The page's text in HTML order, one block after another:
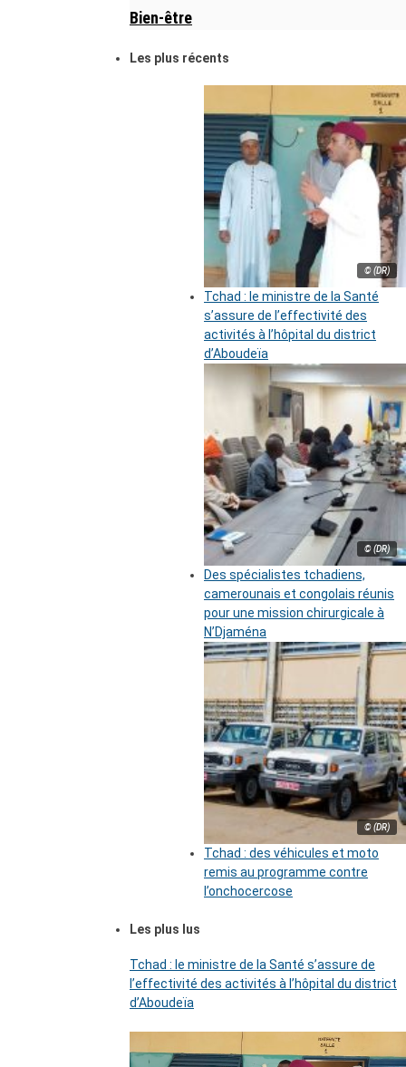
Bien-être
Les plus récents
© (DR)
Tchad : le ministre de la Santé
s’assure de l’effectivité des
activités à l’hôpital du district
d’Aboudeïa
© (DR)
Des spécialistes tchadiens,
camerounais et congolais réunis
pour une mission chirurgicale à
N’Djaména
© (DR)
Tchad : des véhicules et moto
remis au programme contre
l’onchocercose
Les plus lus
Tchad : le ministre de la Santé s’assure de
l’effectivité des activités à l’hôpital du district
d’Aboudeïa